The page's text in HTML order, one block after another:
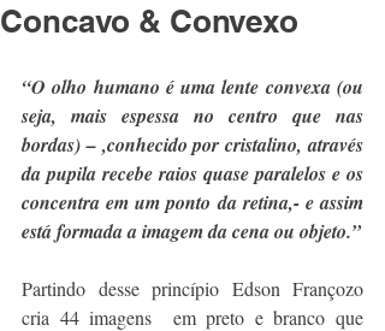
Concavo & Convexo
“O olho humano é uma lente convexa (ou
seja, mais espessa no centro que nas
bordas) – ,conhecido por cristalino, através
da pupila recebe raios quase paralelos e os
concentra em um ponto da retina,- e assim
está formada a imagem da cena ou objeto.”
Partindo desse princípio Edson Françozo
cria 44 imagens  em preto e branco que